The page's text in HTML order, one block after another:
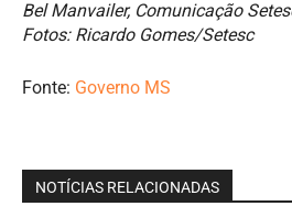
Bel Manvailer, Comunicação
Fotos: Ricardo Gomes/Setesc
Fonte: Governo MS
NOTÍCIAS RELACIONADAS